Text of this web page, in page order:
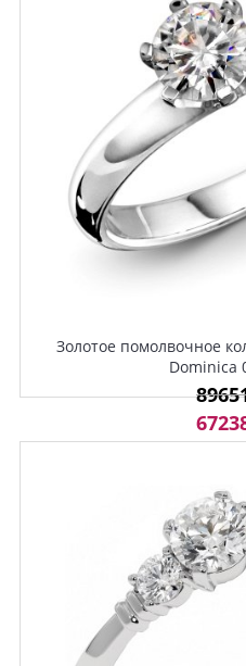
Золотое помолвочное
Dominica